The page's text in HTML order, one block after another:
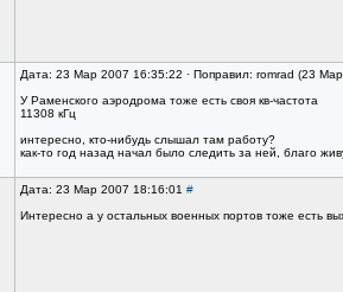
Дата: 23 Мар 2007 16:35:22 · Поправил: romrad (23
У Раменского аэродрома тоже есть своя кв-частота
11308 кГц
интересно, кто-нибудь слышал там работу?
как-то год назад начал было следить за ней, благо
Дата: 23 Мар 2007 18:16:01 #
Интересно а у остальных военных портов тоже есть